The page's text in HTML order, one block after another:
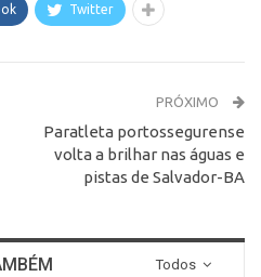
Twitter
PRÓXIMO
Paratleta portossegurense
volta a brilhar nas águas e
pistas de Salvador-BA
Todos